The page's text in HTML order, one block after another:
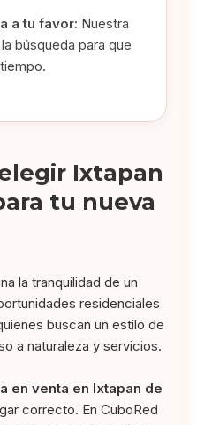
a tu favor: Nuestra
búsqueda para que
Ixtapan
tu nueva
la tranquilidad de un
residenciales
buscan un estilo de
a naturaleza y servicios.
en venta en Ixtapan de
correcto. En CuboRed